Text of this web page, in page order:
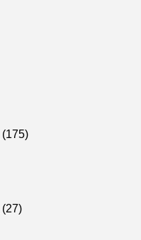
(175)
(27)